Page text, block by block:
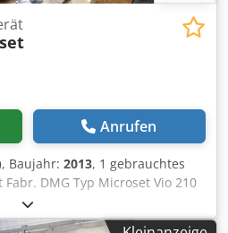
Anrufen
, Baujahr: 2013, 1 gebrauchtes
DMG Typ Microset Vio 210
Messbereich X-Achse 410
465 mm mit Werkbank,